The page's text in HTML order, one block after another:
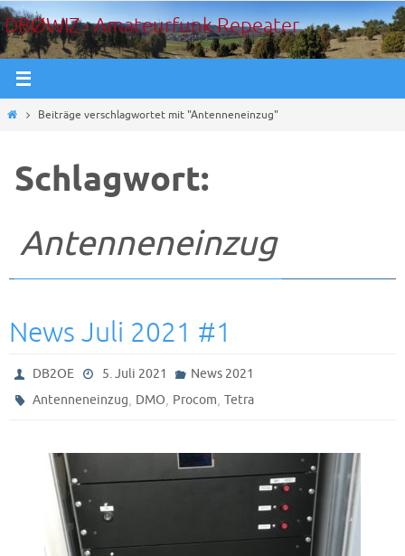
Zum
Inhalt
springen
DBØWIZ - Amateurfunk Repeater
StartBeiträge verschlagwortet mit "Antenneneinzug"
Schlagwort:
Antenneneinzug
News Juli 2021 #1
DB2OE 5. Juli 2021
News 2021
Antenneneinzug, DMO, Procom,Tetra